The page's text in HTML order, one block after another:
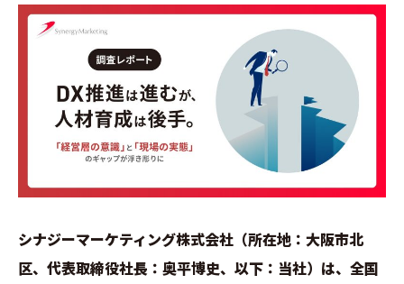
シナジーマーケティング株式会社（所在地：大阪市北
区、代表取締役社長：奥平博史、以下：当社）は、全国